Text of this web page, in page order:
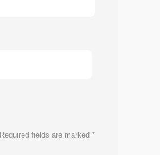
Required fields are marked *